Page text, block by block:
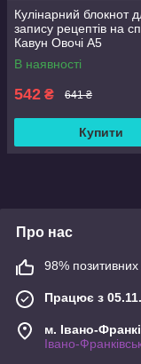
Кулінарний блокнот
запису рецептів на
Кавун Овочі A5
В наявності
542 ₴ 641 ₴
Купити
Про нас
98% позитивних
Працює з
м. Івано-
Івано-